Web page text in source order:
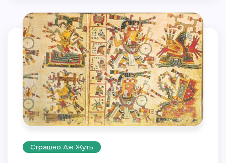
Страшно Аж Жуть